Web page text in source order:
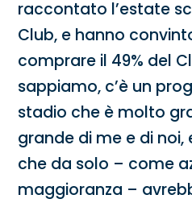
raccontato l’estate
Club, e hanno
comprare il 49% del
sappiamo, c’è un
stadio che è molto
grande di me e di
che da solo – come
maggioranza –